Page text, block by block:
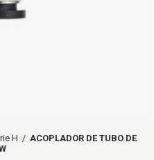
H / ACOPLADOR DE TUBO DE